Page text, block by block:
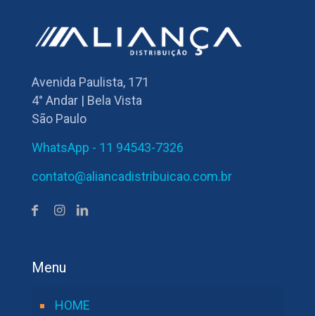
Avenida Paulista, 171
4° Andar | Bela Vista
São Paulo
WhatsApp - 11 94543-7326
contato@aliancadistribuicao.com.br
Menu
HOME